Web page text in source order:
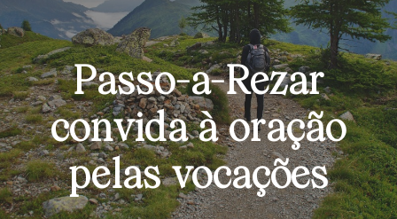
Passo-a-Rezar
convida à oração
pelas vocações